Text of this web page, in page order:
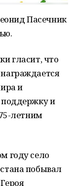
Пасечник
гласит, что
и
и
летним
году село
побывал